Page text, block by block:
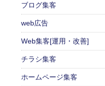
ブログ集客
web広告
Web集客[運用・改善]
チラシ集客
ホームページ集客